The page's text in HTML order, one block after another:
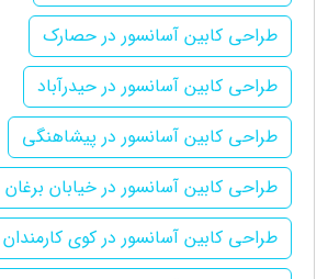
طراحی کابین آسانسور در حصارک
طراحی کابین آسانسور در حیدرآباد
طراحی کابین آسانسور در پیشاهنگی
طراحی کابین آسانسور در خیابان برغان
طراحی کابین آسانسور در کوی کارمندان